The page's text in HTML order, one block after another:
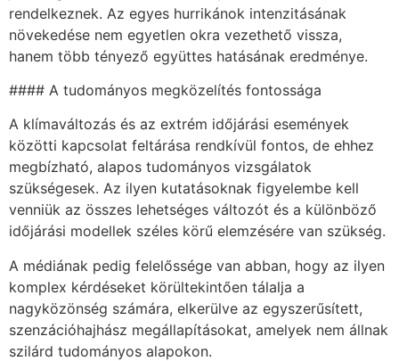
rendelkeznek. Az egyes hurrikánok intenzitásának
növekedése nem egyetlen okra vezethető vissza,
hanem több tényező együttes hatásának eredménye.
#### A tudományos megközelítés fontossága
A klímaváltozás és az extrém időjárási események
közötti kapcsolat feltárása rendkívül fontos, de ehhez
megbízható, alapos tudományos vizsgálatok
szükségesek. Az ilyen kutatásoknak figyelembe kell
venniük az összes lehetséges változót és a különböző
időjárási modellek széles körű elemzésére van szükség.
A médiának pedig felelőssége van abban, hogy az ilyen
komplex kérdéseket körültekintően tálalja a
nagyközönség számára, elkerülve az egyszerűsített,
szenzációhajhász megállapításokat, amelyek nem állnak
szilárd tudományos alapokon.